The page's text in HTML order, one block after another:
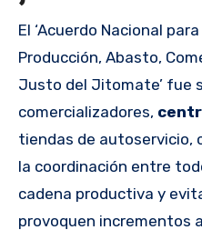
El ‘Acuerdo Nacional
Producción, Abasto,
Justo del Jitomate’ fue
comercializadores,
tiendas de autoservicio,
la coordinación entre
cadena productiva y
provoquen incrementos